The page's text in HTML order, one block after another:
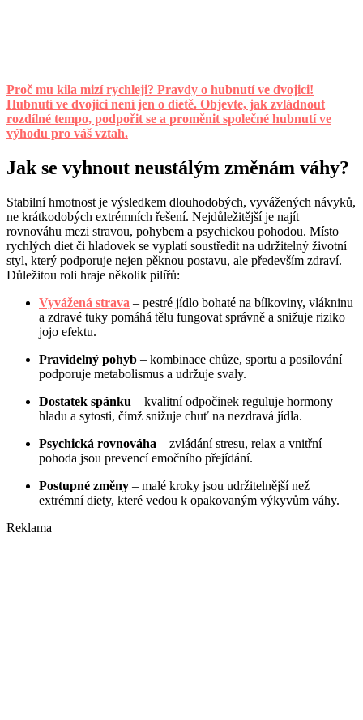
Proč mu kila mizí rychleji? Pravdy o hubnutí ve dvojici!
Hubnutí ve dvojici není jen o dietě. Objevte, jak zvládnout
rozdílné tempo, podpořit se a proměnit společné hubnutí ve
výhodu pro váš vztah.
Jak se vyhnout neustálým změnám váhy?
Stabilní hmotnost je výsledkem dlouhodobých, vyvážených návyků,
ne krátkodobých extrémních řešení. Nejdůležitější je najít
rovnováhu mezi stravou, pohybem a psychickou pohodou. Místo
rychlých diet či hladovek se vyplatí soustředit na udržitelný životní
styl, který podporuje nejen pěknou postavu, ale především zdraví.
Důležitou roli hraje několik pilířů:
Vyvážená strava – pestré jídlo bohaté na bílkoviny, vlákninu
a zdravé tuky pomáhá tělu fungovat správně a snižuje riziko
jojo efektu.
Pravidelný pohyb – kombinace chůze, sportu a posilování
podporuje metabolismus a udržuje svaly.
Dostatek spánku – kvalitní odpočinek reguluje hormony
hladu a sytosti, čímž snižuje chuť na nezdravá jídla.
Psychická rovnováha – zvládání stresu, relax a vnitřní
pohoda jsou prevencí emočního přejídání.
Postupné změny – malé kroky jsou udržitelnější než
extrémní diety, které vedou k opakovaným výkyvům váhy.
Reklama